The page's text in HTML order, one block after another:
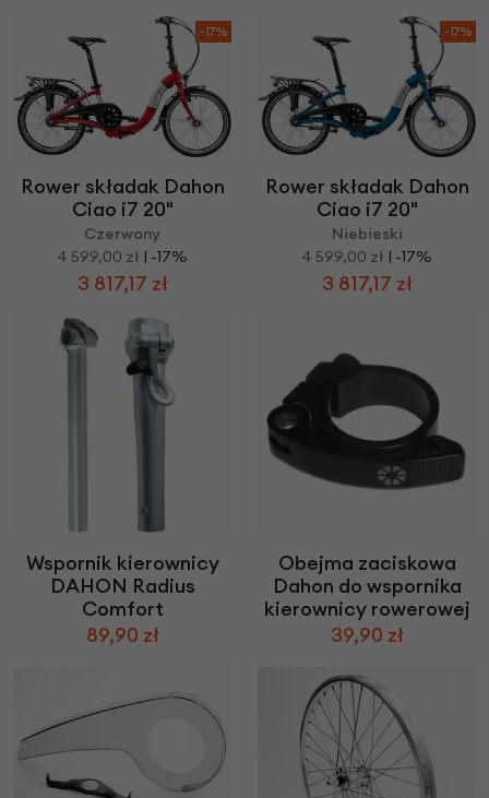
-17%
Rower składak Dahon
Ciao i7 20"
Czerwony
4 599,00 zł | -17%
3 817,17 zł
-17%
Rower składak Dahon
Ciao i7 20"
Niebieski
4 599,00 zł | -17%
3 817,17 zł
Wspornik kierownicy
DAHON Radius
Comfort
89,90 zł
Obejma zaciskowa
Dahon do wspornika
kierownicy rowerowej
39,90 zł